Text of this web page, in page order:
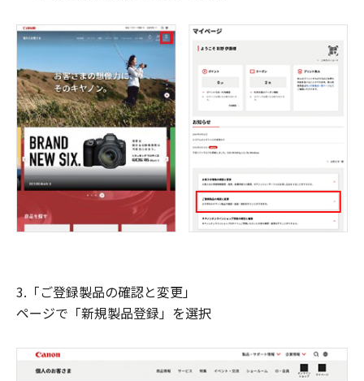
3.「ご登録製品の確認と変更」
ページで「新規製品登録」を選択